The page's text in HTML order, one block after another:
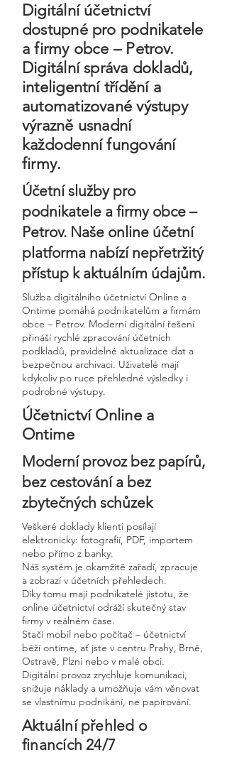
Digitální účetnictví
dostupné pro podnikatele
a firmy obce – Petrov.
Digitální správa dokladů,
inteligentní třídění a
automatizované výstupy
výrazně usnadní
každodenní fungování
firmy.
Účetní služby pro
podnikatele a firmy obce –
Petrov. Naše online účetní
platforma nabízí nepřetržitý
přístup k aktuálním údajům.
Služba digitálního účetnictví Online a
Ontime pomáhá podnikatelům a firmám
obce – Petrov. Moderní digitální řešení
přináší rychlé zpracování účetních
podkladů, pravidelné aktualizace dat a
bezpečnou archivaci. Uživatelé mají
kdykoliv po ruce přehledné výsledky i
podrobné výstupy.
Účetnictví Online a
Ontime
Moderní provoz bez papírů,
bez cestování a bez
zbytečných schůzek
Veškeré doklady klienti posílají
elektronicky: fotografií, PDF, importem
nebo přímo z banky.
Náš systém je okamžitě zařadí, zpracuje
a zobrazí v účetních přehledech.
Díky tomu mají podnikatelé jistotu, že
online účetnictví odráží skutečný stav
firmy v reálném čase.
Stačí mobil nebo počítač – účetnictví
běží ontime, ať jste v centru Prahy, Brně,
Ostravě, Plzni nebo v malé obci.
Digitální provoz zrychluje komunikaci,
snižuje náklady a umožňuje vám věnovat
se vlastnímu podnikání, ne papírování.
Aktuální přehled o
financích 24/7